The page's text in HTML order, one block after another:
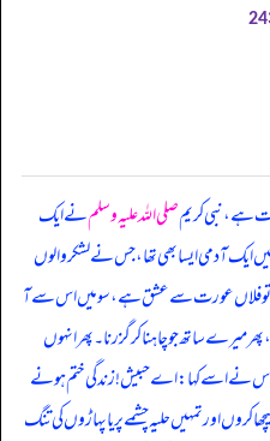
ہے، نبی کریمصلی اللہ علیہ وسلمنے ایک
ایک آدمی ایسا بھی تھا، جس نے لشکر والوں
تو فلاں عورت سے عشق ہے، سو میں اس سے آ
میرے ساتھ جو چاہنا کر گزرنا۔ پھر انہوں
نے ا‏‏‏‏سے کہا: اے حبیش! زندگی ختم ہونے
کروں اور تمہیں حلیہ چشمے پر یا پہاڑوں کی تنگ